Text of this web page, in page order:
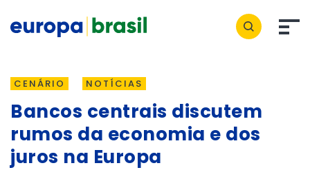
CENÁRIO NOTÍCIAS
Bancos centrais discutem
rumos da economia e dos
juros na Europa